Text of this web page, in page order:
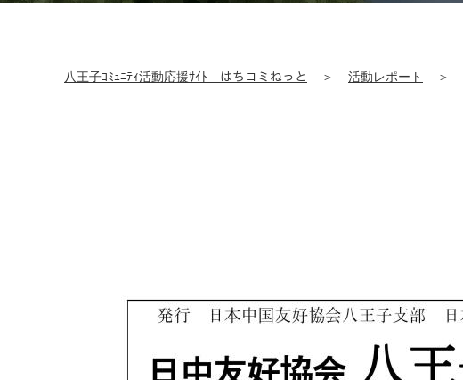
八王子ｺﾐｭﾆﾃｨ活動応援ｻｲﾄ はちコミねっと ＞ 活動レポート ＞